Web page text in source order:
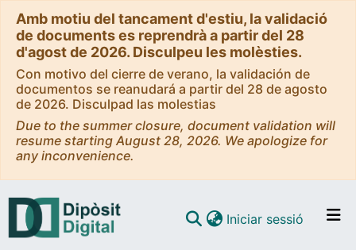
Amb motiu del tancament d'estiu, la validació
de documents es reprendrà a partir del 28
d'agost de 2026. Disculpeu les molèsties.
Con motivo del cierre de verano, la validación de
documentos se reanudará a partir del 28 de agosto
de 2026. Disculpad las molestias
Due to the summer closure, document validation will
resume starting August 28, 2026. We apologize for
any inconvenience.
Iniciar sessió (current)